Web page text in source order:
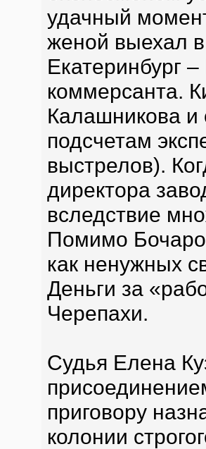
удачный
женой выехал
Екатеринбург
коммерсанта.
Калашникова и
подсчетам
выстрелов).
директора
вследствие
Помимо
как ненужных
Деньги за
Черепахи.
Судья Елена
приговору
колонии